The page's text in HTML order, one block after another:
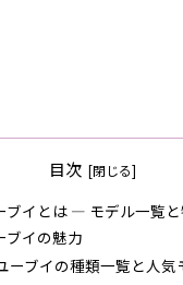
目次
ブイとは ― モデル一覧
ブイの魅力
ーブイの種類一覧と人気